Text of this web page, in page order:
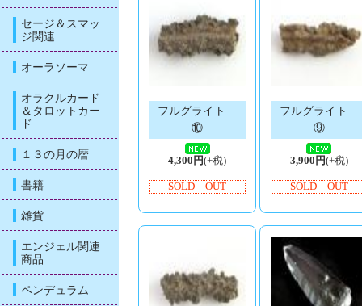
セージ＆スマッ
ジ関連
オーラソーマ
オラクルカード
＆タロットカー
ド
１３の月の暦
書籍
雑貨
エンジェル関連
商品
ペンデュラム
フルグライト
⑩
4,300円(+税)
SOLD OUT
フルグライト
⑨
3,900円(+税)
SOLD OUT